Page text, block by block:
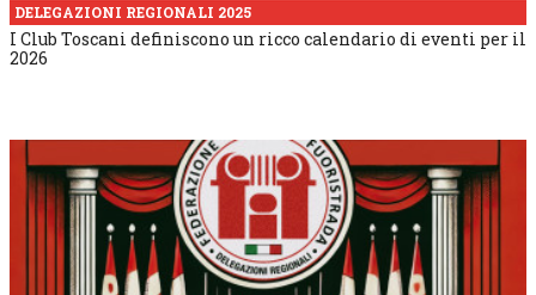
DELEGAZIONI REGIONALI 2025
I Club Toscani definiscono un ricco calendario di eventi per il
2026